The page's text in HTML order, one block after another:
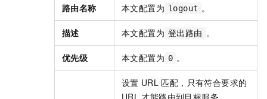
路由名称 本文配置为 logout 。
描述 本文配置为 登出路由 。
优先级 本文配置为 0 。
设置 URL 匹配，只有符合要求的
URL 才能路由到目标服务。